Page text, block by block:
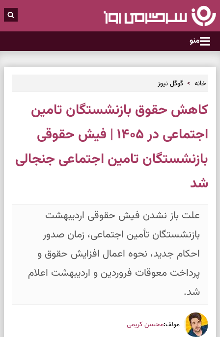
منو
خانه گوگل نیوز
کاهش حقوق بازنشستگان تامین
اجتماعی در ۱۴۰۵ | فیش حقوقی
بازنشستگان تامین اجتماعی جنجالی
شد
علت باز نشدن فیش حقوقی اردیبهشت
بازنشستگان تأمین اجتماعی، زمان صدور
احکام جدید، نحوه اعمال افزایش حقوق و
پرداخت معوقات فروردین و اردیبهشت اعلام
شد.
مولف:محسن کریمی